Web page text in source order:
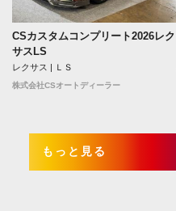
CSカスタムコンプリート2026レク
サスLS
レクサス | ＬＳ
株式会社CSオートディーラー
もっと見る